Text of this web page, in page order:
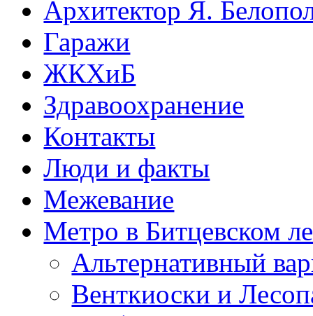
Архитектор Я.
Гаражи
ЖКХиБ
Здравоохранение
Контакты
Люди и факты
Межевание
Метро в Битцевском
Альтернативный
Венткиоски и